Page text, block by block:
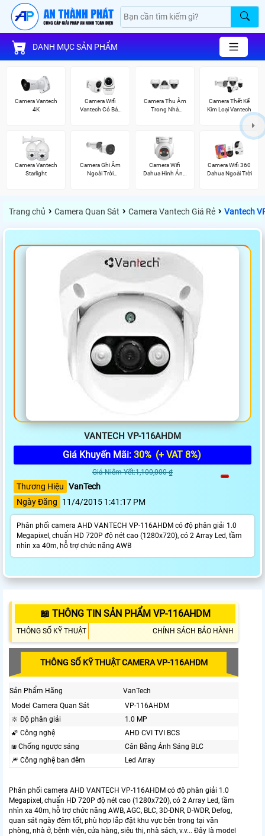
DANH MỤC SẢN PHẨM
Camera Vantech
4K
Camera Wifi
Vantech Có Báo
Camera Thu Âm
Trong Nhà
Camera Thết Kế
Kim Loại Vantech
Camera Vantech
Starlight
Camera Ghi Âm
Ngoài Trời
Camera Wifi
Dahua Hình Ảnh
Camera Wifi 360
Dahua Ngoài Trời
Trang chủ › Camera Quan Sát › Camera Vantech Giá Rẻ › Vantech
VANTECH VP-116AHDM
Giá Khuyến Mãi: 30% (+ VAT 8%)
Giá Niêm Yết:1,100,000 ₫
Thương Hiệu VanTech
Ngày Đăng
11/4/2015 1:41:17 PM
Phân phối camera AHD VANTECH VP-116AHDM có độ phân giải 1.0
Megapixel, chuẩn HD 720P độ nét cao (1280x720), có 2 Array Led, tầm
nhìn xa 40m, hỗ trợ chức năng AWB
📖 THÔNG TIN SẢN PHẨM VP-116AHDM
THÔNG SỐ KỸ THUẬT CHÍNH SÁCH BẢO HÀNH
THÔNG SỐ KỸ THUẬT CAMERA VP-116AHDM
Sản Phẩm Hãng
VanTech
Model Camera Quan Sát
VP-116AHDM
🔆 Độ phân giải
1.0 MP
🌠 Công nghệ
AHD CVI TVI BCS
₪ Chống ngược sáng
Cân Bằng Ánh Sáng BLC
🎆 Công nghệ ban đêm
Led Array
Phân phối camera AHD VANTECH VP-116AHDM có độ phân giải 1.0
Megapixel, chuẩn HD 720P độ nét cao (1280x720), có 2 Array Led, tầm
nhìn xa 40m, hỗ trợ chức năng AWB, AGC, BLC, 3D-DNR, D-WDR, Defog,
quan sát ngày đêm tốt, phù hợp lắp đặt khu vực bên trong tại văn
phòng, nhà ở, bệnh viện, cửa hàng, siêu thị, nhà sách, v.v... Đây là model